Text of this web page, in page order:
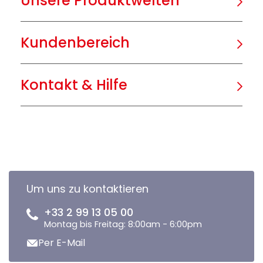
Kundenbereich
Kontakt & Hilfe
Um uns zu kontaktieren
+33 2 99 13 05 00
Montag bis Freitag: 8:00am - 6:00pm
Per E-Mail